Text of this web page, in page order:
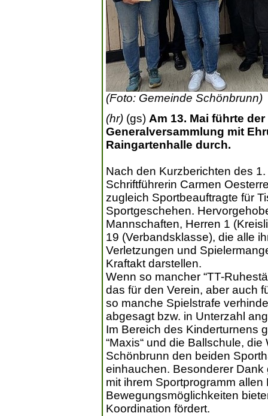
(Foto: Gemeinde Schönbrunn)
(hr) (gs) Am 13. Mai führte
Generalversammlung mit
Raingartenhalle durch.
Nach den Kurzberichten des
Schriftführerin Carmen
zugleich Sportbeauftragte für
Sportgeschehen.
Mannschaften, Herren 1
19 (Verbandsklasse), die alle
Verletzungen und
Kraftakt darstellen.
Wenn so mancher “TT-
das für den Verein, aber auch
so manche Spielstrafe
abgesagt bzw. in Unterzahl
Im Bereich des Kinderturnens
“Maxis“ und die Ballschule,
Schönbrunn den beiden
einhauchen. Besonderer
mit ihrem Sportprogramm
Bewegungsmöglichkeiten
Koordination fördert.